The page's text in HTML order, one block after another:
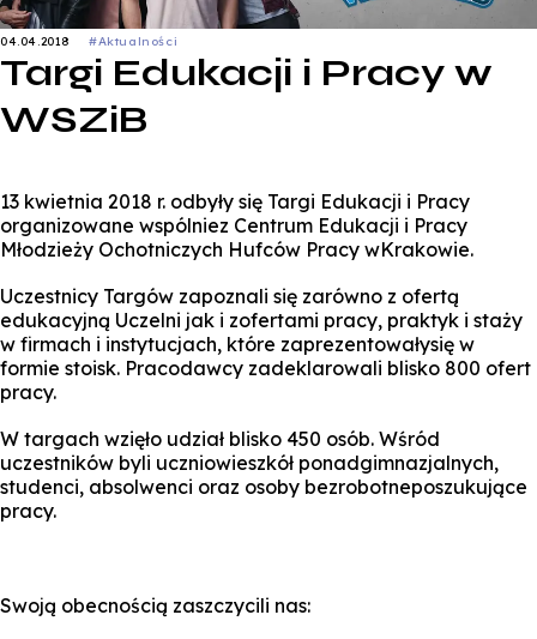
Biznes
Zapisz się na studia
04.04.2018 #Aktualności
Targi Edukacji i Pracy w
WSZiB
13 kwietnia 2018 r. odbyły się Targi Edukacji i Pracy
organizowane wspólniez Centrum Edukacji i Pracy
Młodzieży Ochotniczych Hufców Pracy wKrakowie.
Uczestnicy Targów zapoznali się zarówno z ofertą
edukacyjną Uczelni jak i zofertami pracy, praktyk i staży
w firmach i instytucjach, które zaprezentowałysię w
formie stoisk. Pracodawcy zadeklarowali blisko 800 ofert
pracy.
W targach wzięło udział blisko 450 osób. Wśród
uczestników byli uczniowieszkół ponadgimnazjalnych,
studenci, absolwenci oraz osoby bezrobotneposzukujące
pracy.
Swoją obecnością zaszczycili nas: